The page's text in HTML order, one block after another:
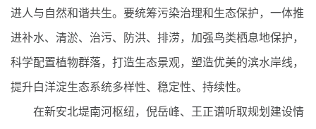
进人与自然和谐共生。要统筹污染治理和生态保护，一体推
进补水、清淤、治污、防洪、排涝，加强鸟类栖息地保护，
科学配置植物群落，打造生态景观，塑造优美的滨水岸线，
提升白洋淀生态系统多样性、稳定性、持续性。
在新安北堤南河枢纽，倪岳峰、王正谱听取规划建设情